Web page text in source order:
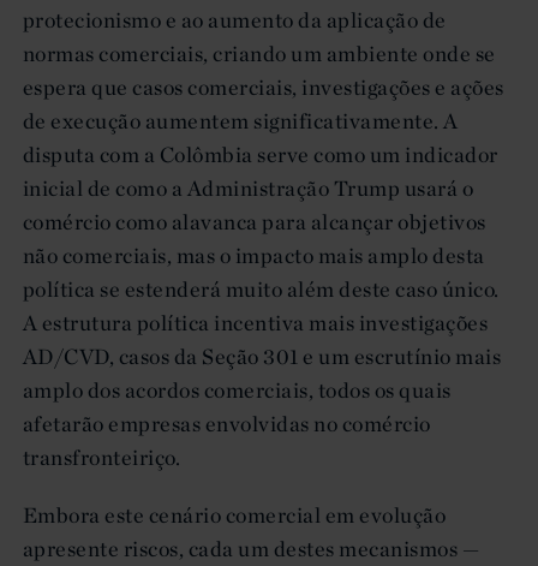
protecionismo e ao aumento da aplicação de
normas comerciais, criando um ambiente onde se
espera que casos comerciais, investigações e ações
de execução aumentem significativamente. A
disputa com a Colômbia serve como um indicador
inicial de como a Administração Trump usará o
comércio como alavanca para alcançar objetivos
não comerciais, mas o impacto mais amplo desta
política se estenderá muito além deste caso único.
A estrutura política incentiva mais investigações
AD/CVD, casos da Seção 301 e um escrutínio mais
amplo dos acordos comerciais, todos os quais
afetarão empresas envolvidas no comércio
transfronteiriço.
Embora este cenário comercial em evolução
apresente riscos, cada um destes mecanismos —